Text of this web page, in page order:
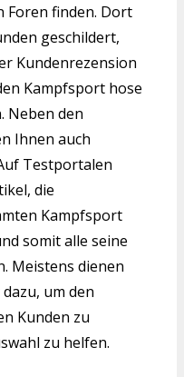
Foren finden. Dort
geschildert,
Kundenrezension
Kampfsport hose
Neben den
Ihnen auch
Testportalen
die
Kampfsport
somit alle seine
Meistens dienen
um den
Kunden zu
zu helfen.